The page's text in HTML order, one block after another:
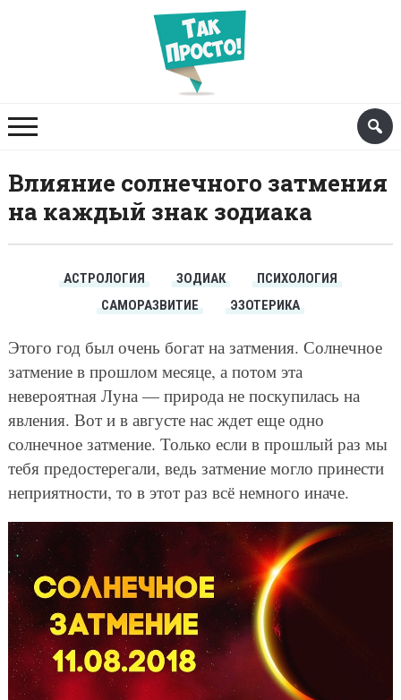
Влияние солнечного затмения
на каждый знак зодиака
АСТРОЛОГИЯ ЗОДИАК
ПСИХОЛОГИЯ
САМОРАЗВИТИЕ
ЭЗОТЕРИКА
Этого год был очень богат на затмения. Солнечное
затмение в прошлом месяце, а потом эта
невероятная Луна — природа не поскупилась на
явления. Вот и в августе нас ждет еще одно
солнечное затмение. Только если в прошлый раз мы
тебя предостерегали, ведь затмение могло принести
неприятности, то в этот раз всё немного иначе.